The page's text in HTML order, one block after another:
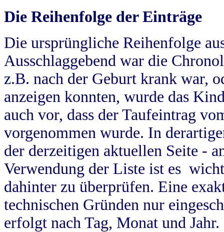
Die Reihenfolge der Einträge
Die ursprüngliche Reihenfolge
Ausschlaggebend war die
z.B. nach der Geburt krank war,
anzeigen konnten, wurde das
auch vor, dass der Taufeintrag
vorgenommen wurde. In
der derzeitigen aktuellen Seite -
Verwendung der Liste ist es
dahinter zu überprüfen. Eine
technischen Gründen nur
erfolgt nach Tag, Monat und Jahr.